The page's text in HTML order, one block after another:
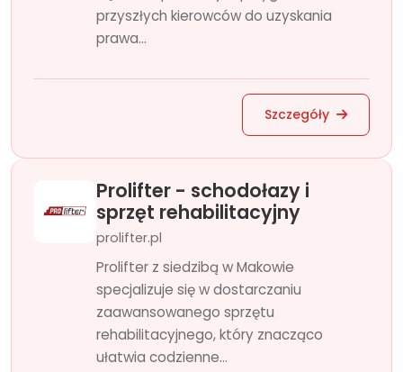
przyszłych kierowców do uzyskania
prawa...
Szczegóły
Prolifter - schodołazy i
sprzęt rehabilitacyjny
prolifter.pl
Prolifter z siedzibą w Makowie
specjalizuje się w dostarczaniu
zaawansowanego sprzętu
rehabilitacyjnego, który znacząco
ułatwia codzienne...